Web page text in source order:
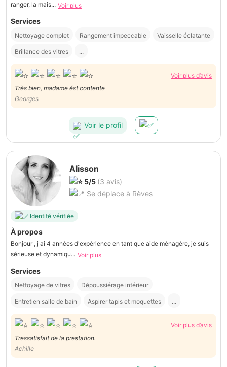
ranger, la mais... Voir plus
Services
Nettoyage complet Rangement impeccable Vaisselle éclatante
Brillance des vitres ...
Voir plus d’avis
Très bien, madame ést contente
Georges
Voir le profil
Alisson
5/5 (3 avis)
Se déplace à Rèves
Identité vérifiée
À propos
Bonjour , j ai 4 années d'expérience en tant que aide ménagère, je suis
sérieuse et dynamiqu... Voir plus
Services
Nettoyage de vitres Dépoussiérage intérieur
Entretien salle de bain Aspirer tapis et moquettes ...
Voir plus d’avis
Tressatisfait de la prestation.
Achille